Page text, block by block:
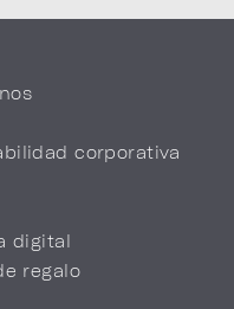
corporativa
digital
regalo